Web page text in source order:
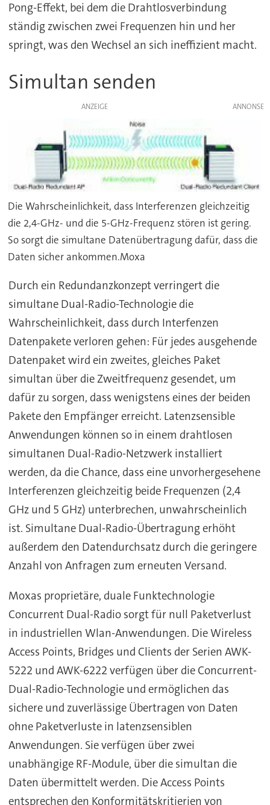
Pong-Effekt, bei dem die Drahtlosverbindung
ständig zwischen zwei Frequenzen hin und her
springt, was den Wechsel an sich ineffizient macht.
Simultan senden
ANZEIGE
Die Wahrscheinlichkeit, dass Interferenzen gleichzeitig
die 2,4-GHz- und die 5-GHz-Frequenz stören ist gering.
So sorgt die simultane Datenübertragung dafür, dass die
Daten sicher ankommen.Moxa
Durch ein Redundanzkonzept verringert die
simultane Dual-Radio-Technologie die
Wahrscheinlichkeit, dass durch Interfenzen
Datenpakete verloren gehen: Für jedes ausgehende
Datenpaket wird ein zweites, gleiches Paket
simultan über die Zweitfrequenz gesendet, um
dafür zu sorgen, dass wenigstens eines der beiden
Pakete den Empfänger erreicht. Latenzsensible
Anwendungen können so in einem drahtlosen
simultanen Dual-Radio-Netzwerk installiert
werden, da die Chance, dass eine unvorhergesehene
Interferenzen gleichzeitig beide Frequenzen (2,4
GHz und 5 GHz) unterbrechen, unwahrscheinlich
ist. Simultane Dual-Radio-Übertragung erhöht
außerdem den Datendurchsatz durch die geringere
Anzahl von Anfragen zum erneuten Versand.
Moxas proprietäre, duale Funktechnologie
Concurrent Dual-Radio sorgt für null Paketverlust
in industriellen Wlan-Anwendungen. Die Wireless
Access Points, Bridges und Clients der Serien AWK-
5222 und AWK-6222 verfügen über die Concurrent-
Dual-Radio-Technologie und ermöglichen das
sichere und zuverlässige Übertragen von Daten
ohne Paketverluste in latenzsensiblen
Anwendungen. Sie verfügen über zwei
unabhängige RF-Module, über die simultan die
Daten übermittelt werden. Die Access Points
entsprechen den Konformitätskritierien von